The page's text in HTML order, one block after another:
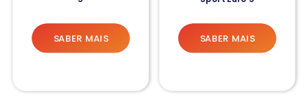
SABER MAIS SABER MAIS